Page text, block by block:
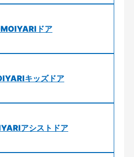
ドア
キッズドア
アシストドア